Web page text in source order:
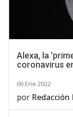
Alexa, la
coronavirus
06 Ene 2022
por